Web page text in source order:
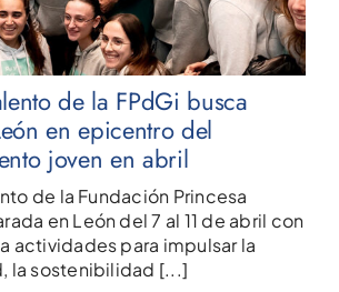
de la FPdGi busca
en epicentro del
joven en abril
de la Fundación Princesa
en León del 7 al 11 de abril con
actividades para impulsar la
la sostenibilidad [...]